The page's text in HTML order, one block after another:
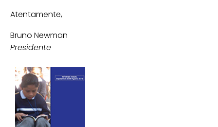
Atentamente,
Bruno Newman
Presidente